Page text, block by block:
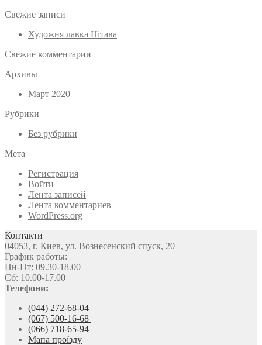
Свежие записи
Художня лавка Нітава
Свежие комментарии
Архивы
Март 2020
Рубрики
Без рубрики
Мета
Регистрация
Войти
Лента записей
Лента комментариев
WordPress.org
Контакти
04053, г. Киев, ул. Вознесенский спуск, 20
График работы:
Пн-Пт: 09.30-18.00
Сб: 10.00-17.00
Телефони:
(044) 272-68-04
(067) 500-16-68
(066) 718-65-94
Мапа проїзду